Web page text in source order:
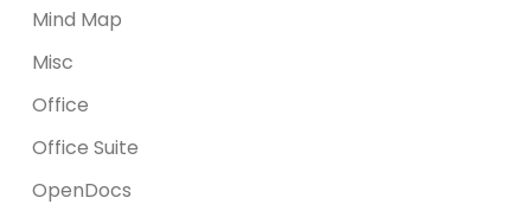
Mind Map
Misc
Office
Office Suite
OpenDocs